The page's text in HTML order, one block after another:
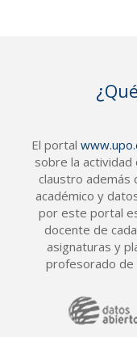
El portal
sobre la
claustro además
académico y
por este portal
docente de
asignaturas y
profesorado de